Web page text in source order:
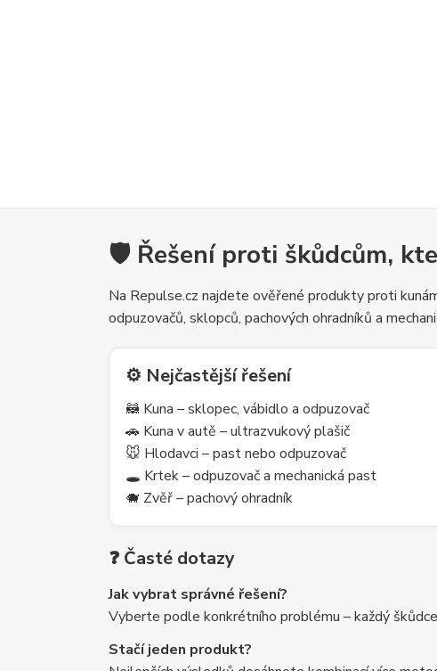
🛡️ Řešení proti škůdcům,
Na Repulse.cz najdete ověřené produkty proti
odpuzovačů, sklopců, pachových ohradníků a
⚙️ Nejčastější řešení
🦝 Kuna – sklopec, vábidlo a odpuzovač
🚗 Kuna v autě – ultrazvukový plašič
🐭 Hlodavci – past nebo odpuzovač
🕳️ Krtek – odpuzovač a mechanická past
🐗 Zvěř – pachový ohradník
❓ Časté dotazy
Jak vybrat správné řešení?
Vyberte podle konkrétního problému – každý
Stačí jeden produkt?